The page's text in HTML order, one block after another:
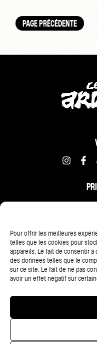
Pour offrir les meilleures
telles que les cookies pour
appareils. Le fait de consentir
des données telles que le
sur ce site. Le fait de ne pas
avoir un effet négatif sur
PAGE PRÉCÉDENTE
reserved